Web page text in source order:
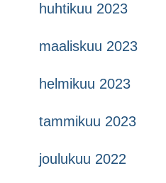
huhtikuu 2023
maaliskuu 2023
helmikuu 2023
tammikuu 2023
joulukuu 2022